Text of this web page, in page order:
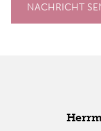
NACHRICHT